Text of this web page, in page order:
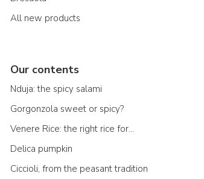
All new products
Our contents
Nduja: the spicy salami
Gorgonzola sweet or spicy?
Venere Rice: the right rice for...
Delica pumpkin
Ciccioli, from the peasant tradition